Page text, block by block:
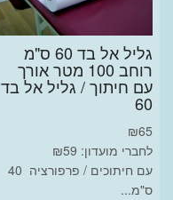
גליל אל בד 60 ס"מ
רוחב 100 מטר אורך
עם חיתוך / גליל אל בד
60
₪65
לחברי מועדון: ₪59
עם חיתוכים / פרפורציה 40
ס"מ...